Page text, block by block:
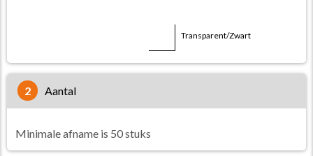
Transparent/Zwart
2 aantal
Minimale afname is 50 stuks